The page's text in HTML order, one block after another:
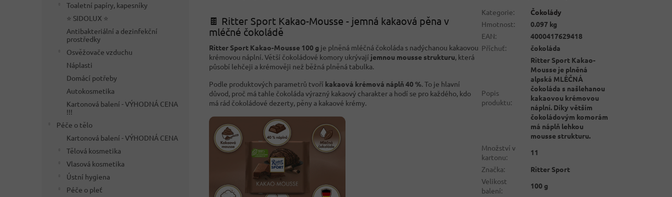
Toaletní papíry, kapesníky
⭐ SIDOLUX ⭐
Antibakteriální a dezinfekční
prostředky
Osvěžovače vzduchu
Náplasti
Domácí potřeby
Autokosmetika
Kartonová balení - VÝHODNÁ CENA
!!!
Péče o tělo
Kartonová balení - VÝHODNÁ CENA
Tělová kosmetika
Vlasová kosmetika
Ústní hygiena
Péče o pleť
🍫 Ritter Sport Kakao-Mousse - jemná kakaová pěna v
mléčné čokoládě
Ritter Sport Kakao-Mousse 100 g je plněná mléčná čokoláda s nadýchanou kakaovou
krémovou náplní. Větší čokoládové komory ukrývají jemnou mousse strukturu , která
působí lehčeji a krémověji než běžná plněná tabulka.
Podle produktových parametrů tvoří kakaová krémová náplň 40 %. To je hlavní
důvod, proč má tahle čokoláda výrazný kakaový charakter a hodí se pro každého, kdo
má rád čokoládové dezerty, pěny a kakaové krémy.
Kategorie:
Čokolády
Hmotnost:
0.097 kg
EAN:
4000417629418
Příchuť: čokoláda
Popis
produktu:
Ritter Sport Kakao-
Mousse je plněná
alpská MLÉČNÁ
čokoláda s našlehanou
kakaovou krémovou
náplní. Díky větším
čokoládovým komorám
má náplň lehkou
mousse strukturu.
Množství v
kartonu:
11
Značka:
Ritter Sport
Velikost
balení:
100 g